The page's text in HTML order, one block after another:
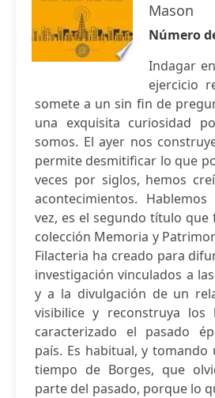
Mason
Número
Indagar
ejercicio
somete a un sin fin de
una exquisita curiosidad
somos. El ayer nos
permite desmitificar lo que
veces por siglos, hemos
acontecimientos.
vez, es el segundo título
colección Memoria y
Filacteria ha creado para
investigación vinculados a
y a la divulgación de un
visibilice y reconstruya los
caracterizado el pasado
país. Es habitual, y tomando
tiempo de Borges, que
parte del pasado, porque lo